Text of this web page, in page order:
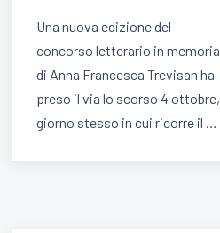
Una nuova edizione del
concorso letterario in memoria
di Anna Francesca Trevisan ha
preso il via lo scorso 4 ottobre,
giorno stesso in cui ricorre il …